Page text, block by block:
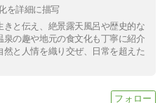
を詳細に描写
と伝え、絶景露天風呂や歴史的な
の趣や地元の食文化も丁寧に紹介
と人情を織り交ぜ、日常を超えた